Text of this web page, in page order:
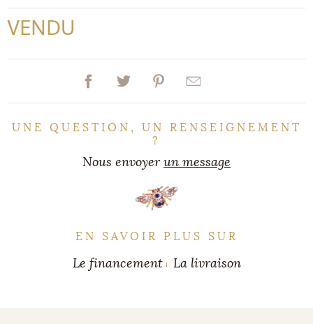
VENDU
UNE QUESTION, UN RENSEIGNEMENT
?
Nous envoyerun message
EN SAVOIR PLUS SUR
Le financement La livraison